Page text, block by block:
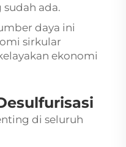
ada.
daya ini
sirkular
ekonomi
di seluruh